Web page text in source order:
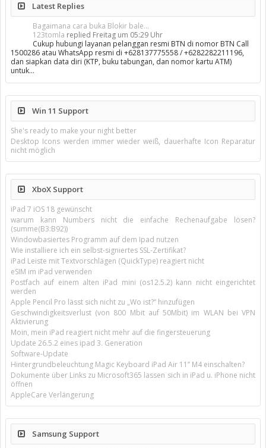
Latest Replies
Bagaimana cara buka Blokir bale...
123tomla replied Freitag um 05:29 Uhr
Cukup hubungi layanan pelanggan resmi BTN di nomor BTN Call
1500286 atau WhatsApp resmi di +628137775558 / +6282282211196,
dan siapkan data diri (KTP, buku tabungan, dan nomor kartu ATM)
untuk…
Win 11 Support
She's ready to make your night better
Desktop Icons werden immer wieder weiß, dauerhafte Icon Reparatur
nicht möglich
XboX Support
iPad 7 iOS 18 gewünscht
warum kann Numbers nicht die einfache Rechenaufgabe lösen?
(summe(B3:B92))
Windowbasiertes Programm auf dem Ipad nutzen
Wie installiere ich ein selbst-signiertes SSL-Zertifikat?
iPad Leiste mit Textvorschlägen (QuickType) reagiert nicht
eSIM im iPad verwenden
Postfach auf einem alten iPad mini (os12.5.2) kann nicht eingerichtet
werden
Apple Pencil Pro lässt sich nicht zu „Wo ist?“ hinzufügen
Geschwindigkeitsverlust (von 800 Mbit auf 50Mbit) im WLAN bei VPN
Aktivierung
Moin, mein iPad reagiert nicht mehr auf die fingersteuerung
Update 26.5.2 eines ipad 3. Generation
Software-Update
Hintergrundbeleuchtung Magic Keyboard iPad Air 11’’ M4 einschalten?
Dokumente über Links zu Microsoft365 lassen sich in iPad u. iPhone nicht
öffnen
AppleCare Verlängerung
Samsung Support